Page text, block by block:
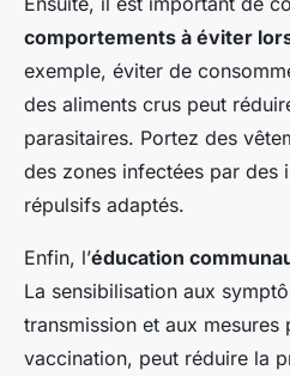
comportements à éviter
exemple, éviter de
des aliments crus peut
parasitaires. Portez des
des zones infectées par des
répulsifs adaptés.
Enfin, l’éducation
La sensibilisation aux
transmission et aux mesures
vaccination, peut réduire la